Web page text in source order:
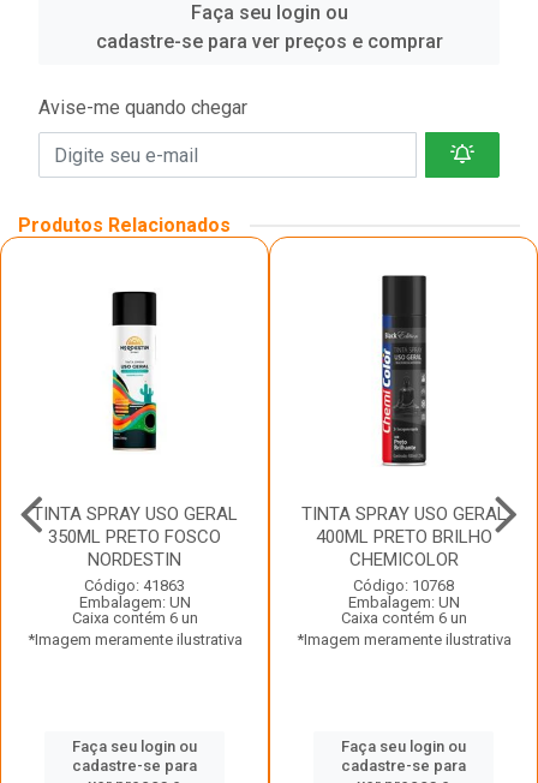
Faça seu login ou
cadastre-se para ver preços e comprar
Avise-me quando chegar
Produtos Relacionados
TINTA SPRAY USO GERAL
350ML PRETO FOSCO
NORDESTIN
Código: 41863
Embalagem: UN
Caixa contém 6 un
*Imagem meramente ilustrativa
Faça seu login ou
cadastre-se para
TINTA SPRAY USO GERAL
400ML PRETO BRILHO
CHEMICOLOR
Código: 10768
Embalagem: UN
Caixa contém 6 un
*Imagem meramente ilustrativa
Faça seu login ou
cadastre-se para